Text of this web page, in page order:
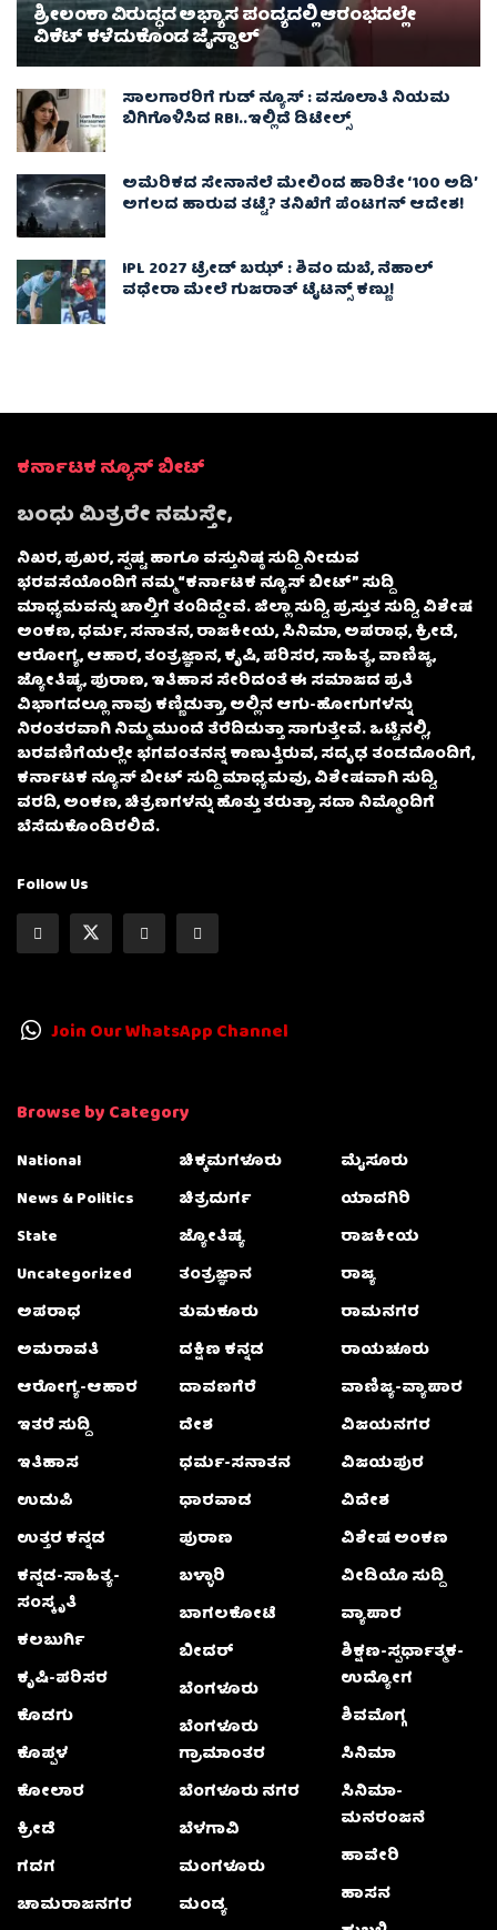
ಶ್ರೀಲಂಕಾ ವಿರುದ್ಧದ ಅಭ್ಯಾಸ ಪಂದ್ಯದಲ್ಲಿ ಆರಂಭದಲ್ಲೇ
ವಿಕೆಟ್ ಕಳೆದುಕೊಂಡ ಜೈಸ್ವಾಲ್
ಸಾಲಗಾರರಿಗೆ ಗುಡ್ ನ್ಯೂಸ್ : ವಸೂಲಾತಿ ನಿಯಮ
ಬಿಗಿಗೊಳಿಸಿದ RBI..ಇಲ್ಲಿದೆ ಡಿಟೇಲ್ಸ್
ಅಮೆರಿಕದ ಸೇನಾನೆಲೆ ಮೇಲಿಂದ ಹಾರಿತೇ ‘100 ಅಡಿ’
ಅಗಲದ ಹಾರುವ ತಟ್ಟೆ? ತನಿಖೆಗೆ ಪೆಂಟಗನ್ ಆದೇಶ!
IPL 2027 ಟ್ರೇಡ್‌ ಬಝ್ : ಶಿವಂ ದುಬೆ, ನೆಹಾಲ್
ವಧೇರಾ ಮೇಲೆ ಗುಜರಾತ್ ಟೈಟನ್ಸ್ ಕಣ್ಣು!
ಕರ್ನಾಟಕ ನ್ಯೂಸ್ ಬೀಟ್
ಬಂಧು ಮಿತ್ರರೇ ನಮಸ್ತೇ,
ನಿಖರ, ಪ್ರಖರ, ಸ್ಪಷ್ಟ ಹಾಗೂ ವಸ್ತುನಿಷ್ಠ ಸುದ್ದಿ ನೀಡುವ
ಭರವಸೆಯೊಂದಿಗೆ ನಮ್ಮ “ಕರ್ನಾಟಕ ನ್ಯೂಸ್ ಬೀಟ್” ಸುದ್ದಿ
ಮಾಧ್ಯಮವನ್ನು ಚಾಲ್ತಿಗೆ ತಂದಿದ್ದೇವೆ. ಜಿಲ್ಲಾ ಸುದ್ದಿ, ಪ್ರಸ್ತುತ ಸುದ್ದಿ, ವಿಶೇಷ
ಅಂಕಣ, ಧರ್ಮ, ಸನಾತನ, ರಾಜಕೀಯ, ಸಿನಿಮಾ, ಅಪರಾಧ, ಕ್ರೀಡೆ,
ಆರೋಗ್ಯ, ಆಹಾರ, ತಂತ್ರಜ್ಞಾನ, ಕೃಷಿ, ಪರಿಸರ, ಸಾಹಿತ್ಯ, ವಾಣಿಜ್ಯ,
ಜ್ಯೋತಿಷ್ಯ, ಪುರಾಣ, ಇತಿಹಾಸ ಸೇರಿದಂತೆ ಈ ಸಮಾಜದ ಪ್ರತಿ
ವಿಭಾಗದಲ್ಲೂ ನಾವು ಕಣ್ಣಿಡುತ್ತಾ, ಅಲ್ಲಿನ ಆಗು-ಹೋಗುಗಳನ್ನು
ನಿರಂತರವಾಗಿ ನಿಮ್ಮ ಮುಂದೆ ತೆರೆದಿಡುತ್ತಾ ಸಾಗುತ್ತೇವೆ. ಒಟ್ಟಿನಲ್ಲಿ,
ಬರವಣಿಗೆಯಲ್ಲೇ ಭಗವಂತನನ್ನ ಕಾಣುತ್ತಿರುವ, ಸದೃಢ ತಂಡದೊಂದಿಗೆ,
ಕರ್ನಾಟಕ ನ್ಯೂಸ್ ಬೀಟ್ ಸುದ್ದಿ ಮಾಧ್ಯಮವು, ವಿಶೇಷವಾಗಿ ಸುದ್ದಿ,
ವರದಿ, ಅಂಕಣ, ಚಿತ್ರಣಗಳನ್ನು ಹೊತ್ತು ತರುತ್ತಾ, ಸದಾ ನಿಮ್ಮೊಂದಿಗೆ
ಬೆಸೆದುಕೊಂಡಿರಲಿದೆ.
Follow Us
Join Our WhatsApp Channel
Browse by Category
National
News & Politics
State
Uncategorized
ಅಪರಾಧ
ಅಮರಾವತಿ
ಆರೋಗ್ಯ-ಆಹಾರ
ಇತರೆ ಸುದ್ದಿ
ಇತಿಹಾಸ
ಉಡುಪಿ
ಉತ್ತರ ಕನ್ನಡ
ಕನ್ನಡ-ಸಾಹಿತ್ಯ-
ಸಂಸ್ಕೃತಿ
ಕಲಬುರ್ಗಿ
ಕೃಷಿ-ಪರಿಸರ
ಕೊಡಗು
ಕೊಪ್ಪಳ
ಕೋಲಾರ
ಕ್ರೀಡೆ
ಗದಗ
ಚಾಮರಾಜನಗರ
ಚಿಕ್ಕಮಗಳೂರು
ಚಿತ್ರದುರ್ಗ
ಜ್ಯೋತಿಷ್ಯ
ತಂತ್ರಜ್ಞಾನ
ತುಮಕೂರು
ದಕ್ಷಿಣ ಕನ್ನಡ
ದಾವಣಗೆರೆ
ದೇಶ
ಧರ್ಮ-ಸನಾತನ
ಧಾರವಾಡ
ಪುರಾಣ
ಬಳ್ಳಾರಿ
ಬಾಗಲಕೋಟೆ
ಬೀದರ್
ಬೆಂಗಳೂರು
ಬೆಂಗಳೂರು
ಗ್ರಾಮಾಂತರ
ಬೆಂಗಳೂರು ನಗರ
ಬೆಳಗಾವಿ
ಮಂಗಳೂರು
ಮಂಡ್ಯ
ಮೈಸೂರು
ಯಾದಗಿರಿ
ರಾಜಕೀಯ
ರಾಜ್ಯ
ರಾಮನಗರ
ರಾಯಚೂರು
ವಾಣಿಜ್ಯ-ವ್ಯಾಪಾರ
ವಿಜಯನಗರ
ವಿಜಯಪುರ
ವಿದೇಶ
ವಿಶೇಷ ಅಂಕಣ
ವೀಡಿಯೊ ಸುದ್ದಿ
ವ್ಯಾಪಾರ
ಶಿಕ್ಷಣ-ಸ್ಪರ್ಧಾತ್ಮಕ-
ಉದ್ಯೋಗ
ಶಿವಮೊಗ್ಗ
ಸಿನಿಮಾ
ಸಿನಿಮಾ-
ಮನರಂಜನೆ
ಹಾವೇರಿ
ಹಾಸನ